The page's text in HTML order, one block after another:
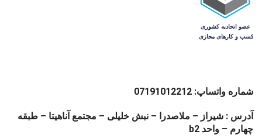
شماره واتساپ: 07191012212
آدرس : شیراز – ملاصدرا – نبش خلیلی – مجتمع آناهیتا – طبقه
چهارم – واحد b2